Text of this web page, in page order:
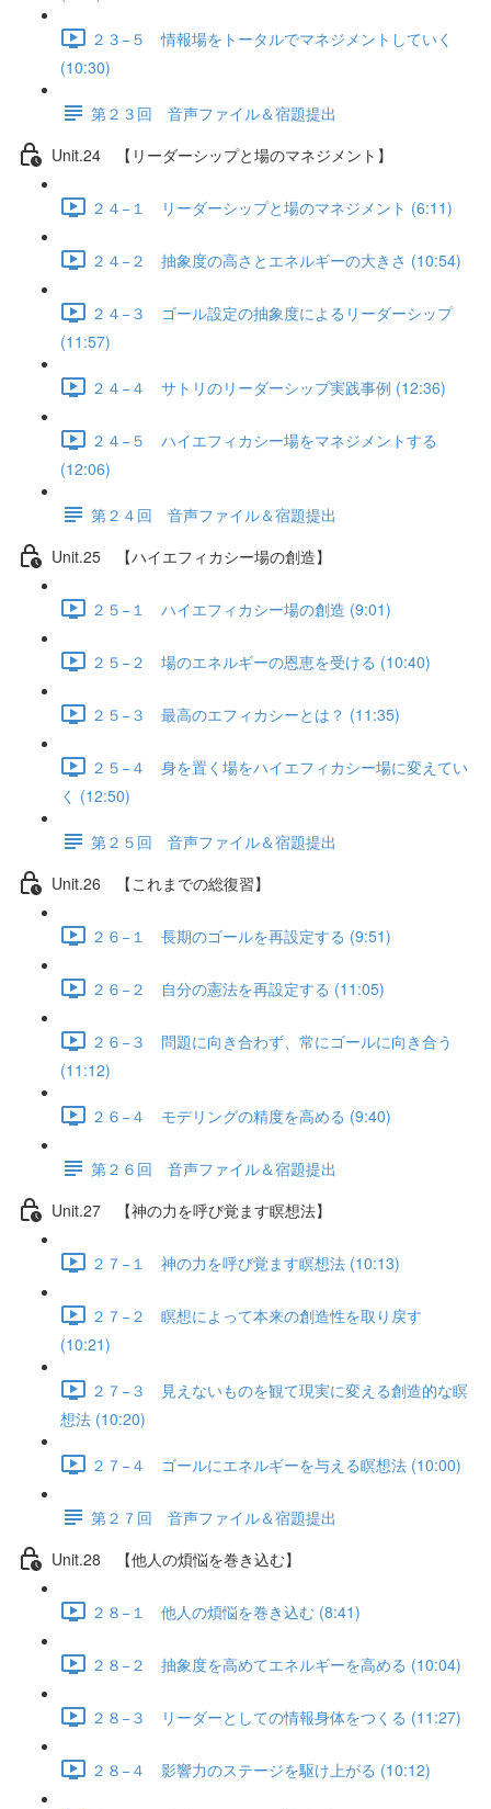
２３−５ 情報場をトータルでマネジメントしていく
(10:30)
第２３回 音声ファイル＆宿題提出
Unit.24 【リーダーシップと場のマネジメント】
２４−１ リーダーシップと場のマネジメント (6:11)
２４−２ 抽象度の高さとエネルギーの大きさ (10:54)
２４−３ ゴール設定の抽象度によるリーダーシップ
(11:57)
２４−４ サトリのリーダーシップ実践事例 (12:36)
２４−５ ハイエフィカシー場をマネジメントする
(12:06)
第２４回 音声ファイル＆宿題提出
Unit.25 【ハイエフィカシー場の創造】
２５−１ ハイエフィカシー場の創造 (9:01)
２５−２ 場のエネルギーの恩恵を受ける (10:40)
２５−３ 最高のエフィカシーとは？ (11:35)
２５−４ 身を置く場をハイエフィカシー場に変えてい
く (12:50)
第２５回 音声ファイル＆宿題提出
Unit.26 【これまでの総復習】
２６−１ 長期のゴールを再設定する (9:51)
２６−２ 自分の憲法を再設定する (11:05)
２６−３ 問題に向き合わず、常にゴールに向き合う
(11:12)
２６−４ モデリングの精度を高める (9:40)
第２６回 音声ファイル＆宿題提出
Unit.27 【神の力を呼び覚ます瞑想法】
２７−１ 神の力を呼び覚ます瞑想法 (10:13)
２７−２ 瞑想によって本来の創造性を取り戻す
(10:21)
２７−３ 見えないものを観て現実に変える創造的な瞑
想法 (10:20)
２７−４ ゴールにエネルギーを与える瞑想法 (10:00)
第２７回 音声ファイル＆宿題提出
Unit.28 【他人の煩悩を巻き込む】
２８−１ 他人の煩悩を巻き込む (8:41)
２８−２ 抽象度を高めてエネルギーを高める (10:04)
２８−３ リーダーとしての情報身体をつくる (11:27)
２８−４ 影響力のステージを駆け上がる (10:12)